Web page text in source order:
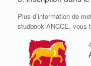
Plus d’information de
studbook ANCCE, vous